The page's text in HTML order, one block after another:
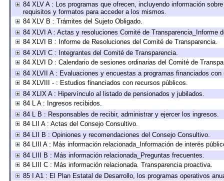
84 XLV A : Los programas que ofrecen, incluyendo información
requisitos y formatos para acceder a los mismos.
84 XLV B : Trámites del Sujeto Obligado.
84 XLVI A : Actas y resoluciones Comité de Transparencia_Informe
84 XLVI B : Informe de Resoluciones del Comité de Transparencia.
84 XLVI C : Integrantes del Comité de Transparencia.
84 XLVI D : Calendario de sesiones ordinarias del Comité de
84 XLVII A : Evaluaciones y encuestas a programas financiados con
84 XLVIII - : Estudios financiados con recursos públicos.
84 XLIX A : Hipervínculo al listado de pensionados y jubilados.
84 L A : Ingresos recibidos.
84 L B : Responsables de recibir, administrar y ejercer los ingresos.
84 LII A : Actas del Consejo Consultivo.
84 LII B : Opiniones y recomendaciones del Consejo Consultivo.
84 LIII A : Más información relacionada_Información de interés
84 LIII B : Más información relacionada_Preguntas frecuentes.
84 LIII C : Más información relacionada. Transparencia proactiva.
85 I A1 : El Plan Estatal de Desarrollo, los programas operativos